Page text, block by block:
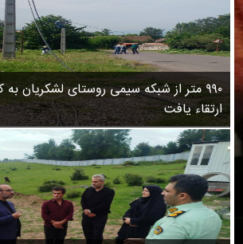
۹۹۰ متر از شبکه سیمی روستای لشکریان به
ارتقاء یافت